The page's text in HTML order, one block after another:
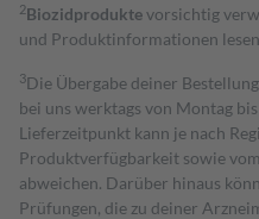
2Biozidproduktevorsichtig
und Produktinformationen
3Die Übergabe deiner
bei uns werktags von Montag
Lieferzeitpunkt kann je nach
Produktverfügbarkeit sowie
abweichen. Darüber hinaus
Prüfungen, die zu deiner